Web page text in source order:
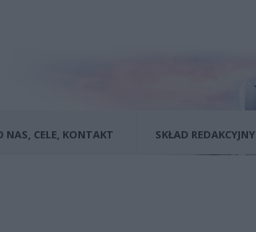
NAS, CELE, KONTAKT SKŁAD REDAKCYJNY